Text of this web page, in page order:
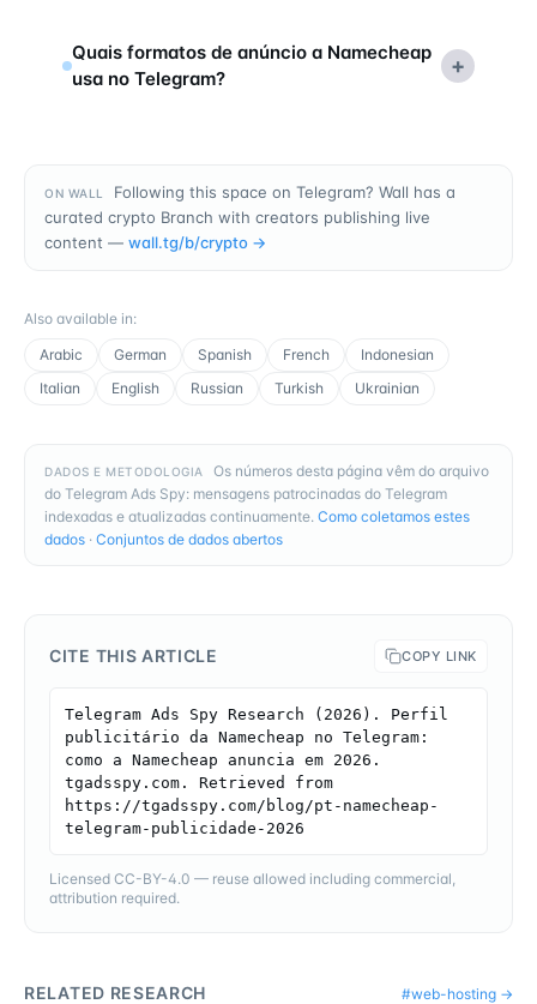
Quais formatos de anúncio a Namecheap
usa no Telegram?
+
ON WALL
Following this space on Telegram? Wall has a
curated crypto Branch with creators publishing live
content — wall.tg/b/crypto →
Also available in:
Arabic
German Spanish French
Indonesian
Italian
English Russian Turkish Ukrainian
DADOS E METODOLOGIA
Os números desta página vêm do arquivo
do Telegram Ads Spy: mensagens patrocinadas do Telegram
indexadas e atualizadas continuamente. Como coletamos estes
dados · Conjuntos de dados abertos
CITE THIS ARTICLE COPY LINK
Telegram Ads Spy Research (2026). Perfil
publicitário da Namecheap no Telegram:
como a Namecheap anuncia em 2026.
tgadsspy.com. Retrieved from
https://tgadsspy.com/blog/pt-namecheap-
telegram-publicidade-2026
Licensed CC-BY-4.0 — reuse allowed including commercial,
attribution required.
RELATED RESEARCH #web-hosting →